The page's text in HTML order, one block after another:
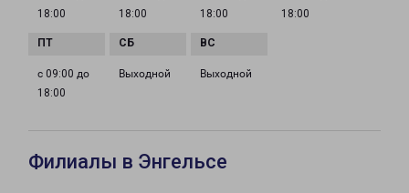
18:00
18:00
18:00
18:00
с 09:00 до
18:00
Выходной Выходной
Филиалы в Энгельсе